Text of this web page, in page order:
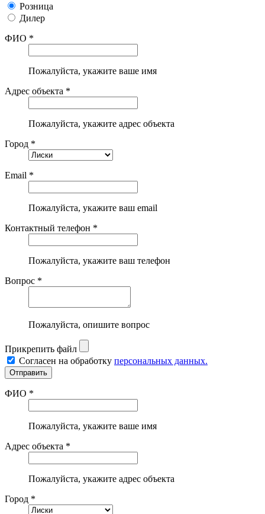
Розница
Дилер
ФИО *
Пожалуйста, укажите ваше имя
Адрес объекта *
Пожалуйста, укажите адрес объекта
Город *
Email *
Пожалуйста, укажите ваш email
Контактный телефон *
Пожалуйста, укажите ваш телефон
Вопрос *
Пожалуйста, опишите вопрос
Прикрепить файл
Согласен на обработку персональных данных.
ФИО *
Пожалуйста, укажите ваше имя
Адрес объекта *
Пожалуйста, укажите адрес объекта
Город *